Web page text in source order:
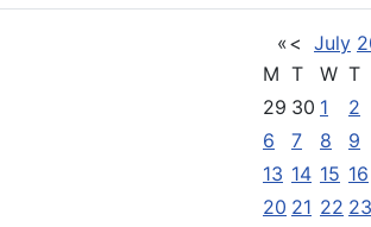
«< July
M T W T
29 30 1 2
6
7 8 9
13 14 15 16
20 21 22 23